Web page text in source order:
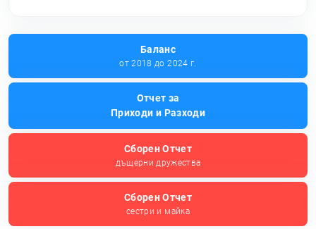
Баланс
от 2018 до 2024 г.
Отчет за
Приходи и Разходи
Сборен Отчет
дъщерни дружества
Сборен Отчет
сестри и майка